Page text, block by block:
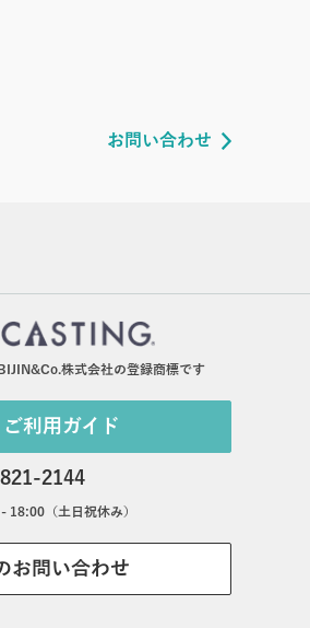
お問い合わせ
株式会社の登録商標です
利用ガイド
2144
18:00（土日祝休み）
お問い合わせ